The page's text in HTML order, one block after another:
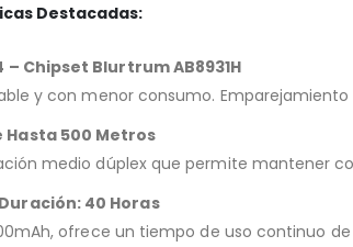
Destacadas:
Chipset Blurtrum AB8931H
y con menor consumo.
500 Metros
medio dúplex que permite mantener
40 Horas
ofrece un tiempo de uso continuo